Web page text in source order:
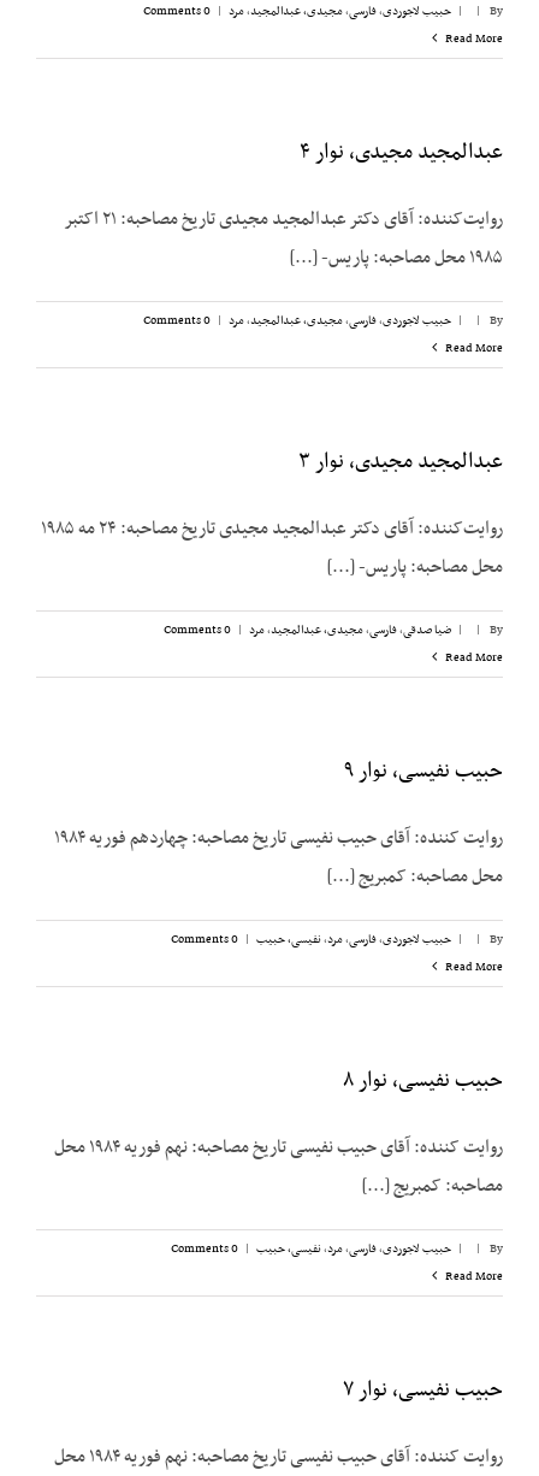
By
|
| حبیب لاجوردی,فارسی,مجیدی،‌ عبدالمجید,مرد |
0 Comments
Read More
عبدالمجید مجیدی، نوار ۴
روایت‌کننده: آقای دکتر عبدالمجید مجیدی تاریخ مصاحبه: ۲۱ اکتبر
۱۹۸۵ محل مصاحبه: پاریس- [...]
By
|
| حبیب لاجوردی,فارسی,مجیدی،‌ عبدالمجید,مرد |
0 Comments
Read More
عبدالمجید مجیدی، نوار ۳
روایت‌کننده: آقای دکتر عبدالمجید مجیدی تاریخ مصاحبه: ۲۴ مه ۱۹۸۵
محل مصاحبه: پاریس- [...]
By
|
| ضیا صدقی,فارسی,مجیدی،‌ عبدالمجید,مرد |
0 Comments
Read More
حبیب نفیسی، نوار ۹
روایت کننده: آقای حبیب نفیسی تاریخ مصاحبه: چهاردهم فوریه ۱۹۸۴
محل مصاحبه: کمبریج [...]
By
|
| حبیب لاجوردی,فارسی,مرد,نفیسی، حبیب |
0 Comments
Read More
حبیب نفیسی، نوار ۸
روایت کننده: آقای حبیب نفیسی تاریخ مصاحبه: نهم فوریه ۱۹۸۴ محل
مصاحبه: کمبریج [...]
By
|
| حبیب لاجوردی,فارسی,مرد,نفیسی، حبیب |
0 Comments
Read More
حبیب نفیسی، نوار ۷
روایت کننده: آقای حبیب نفیسی تاریخ مصاحبه: نهم فوریه ۱۹۸۴ محل